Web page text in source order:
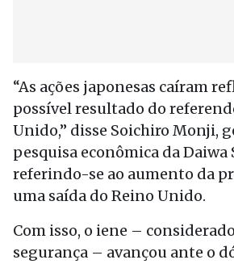
“As ações japonesas caíram
possível resultado do
Unido,” disse Soichiro Monji,
pesquisa econômica da
referindo-se ao aumento da
uma saída do Reino Unido.
Com isso, o iene –
segurança – avançou ante o